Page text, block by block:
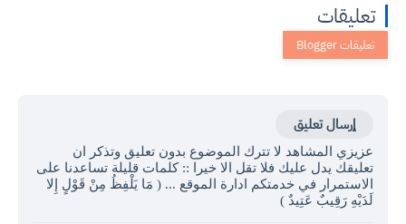
تعليقات
إرسال تعليق
عزيزي المشاهد لا تترك الموضوع بدون تعليق وتذكر ان
تعليقك يدل عليك فلا تقل الا خيرا :: كلمات قليلة تساعدنا على
الاستمرار في خدمتكم ادارة الموقع ... ( مَا يَلْفِظُ مِنْ قَوْلٍ إِلا
لَدَيْهِ رَقِيبٌ عَتِيدٌ )